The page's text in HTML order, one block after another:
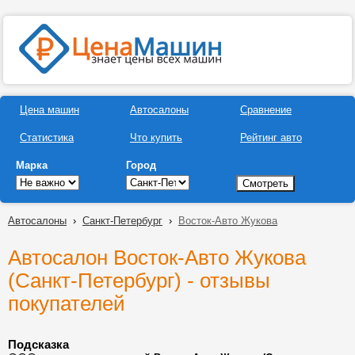
Цена машин
Статистика
Автосалоны
Что купить
Сравнение
Рейтинг авто
Марка Город
Автосалоны › Санкт-Петербург › Восток-Авто Жукова
Автосалон Восток-Авто Жукова
(Санкт-Петербург) - отзывы
покупателей
Подсказка